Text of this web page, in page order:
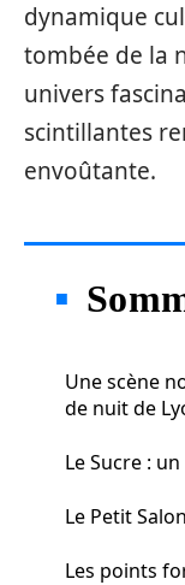
dynamique
tombée de la
univers
scintillantes
envoûtante.
Une scène
de nuit de
Le Sucre :
Le Petit
Les points